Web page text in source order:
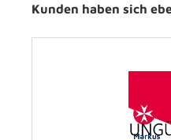
Kunden haben sich